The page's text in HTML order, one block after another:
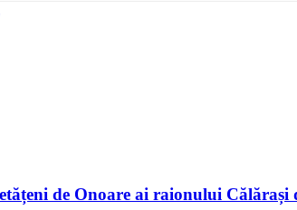
de Onoare ai raionului